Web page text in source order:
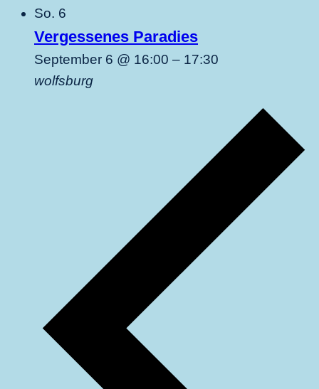
So. 6
Vergessenes Paradies
September 6 @ 16:00 – 17:30
wolfsburg